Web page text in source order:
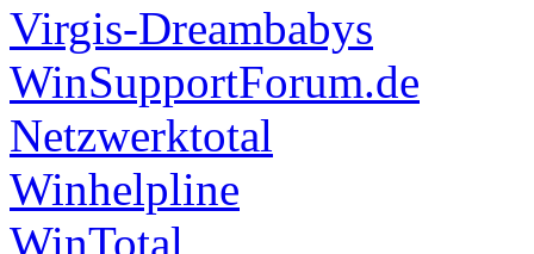
Virgis-Dreambabys
WinSupportForum.de
Netzwerktotal
Winhelpline
WinTotal